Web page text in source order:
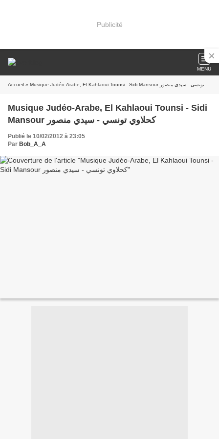
Publicité
MENU
Accueil » Musique Judéo-Arabe, El Kahlaoui Tounsi - Sidi Mansour كحلاوي تونسي - سيدي منصور
Musique Judéo-Arabe, El Kahlaoui Tounsi - Sidi
Mansour كحلاوي تونسي - سيدي منصور
Publié le 10/02/2012 à 23:05
Par Bob_A_A